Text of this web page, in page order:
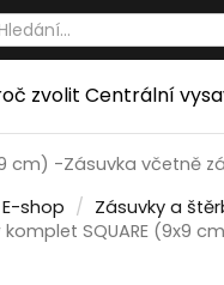
zvolit Centrální
cm) -Zásuvka včetně
E-shop Zásuvky a
komplet SQUARE (9x9